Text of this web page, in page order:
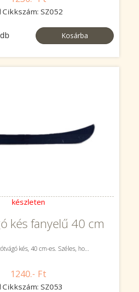
Cikkszám: SZ052
db Kosárba
készleten
kés fanyelű 40 cm
kés, 40 cm-es. Széles, ho...
1240.- Ft
Cikkszám: SZ053